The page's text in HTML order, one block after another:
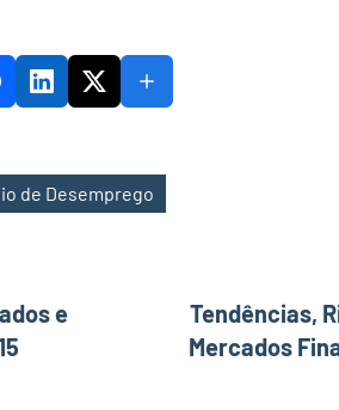
de Desemprego
e
Tendências,
Mercados